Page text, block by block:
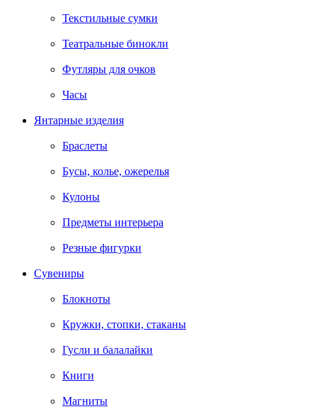
Текстильные сумки
Театральные бинокли
Футляры для очков
Часы
Янтарные изделия
Браслеты
Бусы, колье, ожерелья
Кулоны
Предметы интерьера
Резные фигурки
Сувениры
Блокноты
Кружки, стопки, стаканы
Гусли и балалайки
Книги
Магниты